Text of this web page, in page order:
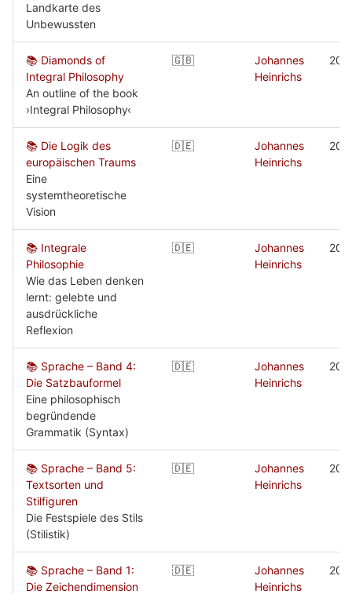
Landkarte des
Unbewussten
📚 Diamonds of
Integral Philosophy
An outline of the book
›Integral Philosophy‹
🇬🇧
Johannes
Heinrichs
📚 Die Logik des
europäischen Traums
Eine
systemtheoretische
Vision
🇩🇪
Johannes
Heinrichs
📚 Integrale
Philosophie
Wie das Leben denken
lernt: gelebte und
ausdrückliche
Reflexion
🇩🇪
Johannes
Heinrichs
📚 Sprache – Band 4:
Die Satzbauformel
Eine philosophisch
begründende
Grammatik (Syntax)
🇩🇪
Johannes
Heinrichs
📚 Sprache – Band 5:
Textsorten und
Stilfiguren
Die Festspiele des Stils
(Stilistik)
🇩🇪
Johannes
Heinrichs
📚 Sprache – Band 1:
Die Zeichendimension
🇩🇪
Johannes
Heinrichs